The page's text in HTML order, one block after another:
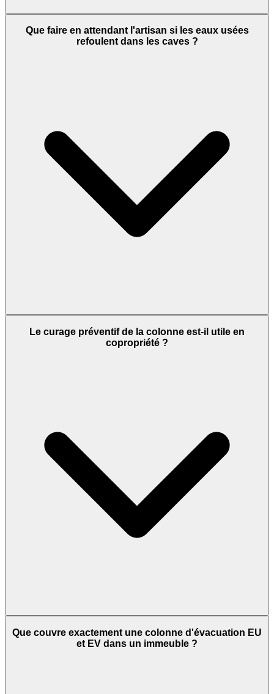
Que faire en attendant l'artisan si les eaux usées
refoulent dans les caves ?
Le curage préventif de la colonne est-il utile en
copropriété ?
Que couvre exactement une colonne d'évacuation EU
et EV dans un immeuble ?